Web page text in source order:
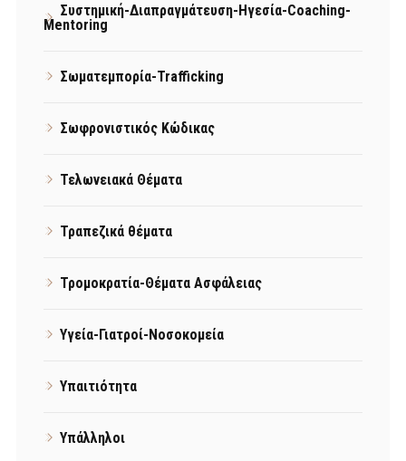
Συστημική-Διαπραγμάτευση-Ηγεσία-Coaching-
Mentoring
Σωματεμπορία-Trafficking
Σωφρονιστικός Κώδικας
Τελωνειακά Θέματα
Τραπεζικά θέματα
Τρομοκρατία-Θέματα Ασφάλειας
Υγεία-Γιατροί-Νοσοκομεία
Υπαιτιότητα
Υπάλληλοι